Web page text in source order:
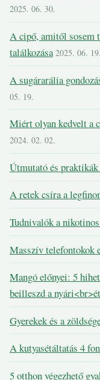
2025. 06. 30.
A cipő, amitől sosem
találkozása 2025. 06. 19.
A sugárarália
05. 19.
Miért olyan kedvelt a
2024. 02. 02.
Útmutató és
A retek csíra a
Tudnivalók a
Masszív telefontokok
Mangó előnyei: 5
beilleszd a
Gyerekek és a
A kutyasétáltatás 4
5 otthon végezhető